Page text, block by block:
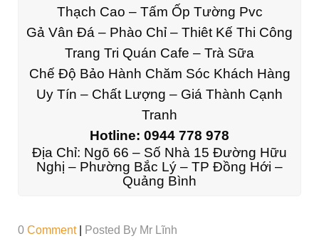
Thạch Cao – Tấm Ốp Tường Pvc
Gả Vân Đá – Phào Chỉ – Thiêt Kế Thi Công
Trang Tri Quán Cafe – Trà Sữa
Chế Độ Bảo Hành Chăm Sóc Khách Hàng
Uy Tín – Chất Lượng – Giá Thành Cạnh
Tranh
Hotline: 0944 778 978
Địa Chỉ: Ngõ 66 – Số Nhà 15 Đường Hữu
Nghị – Phường Bắc Lý – TP Đồng Hới –
Quảng Bình
0 Comment Posted By Mr Lĩnh